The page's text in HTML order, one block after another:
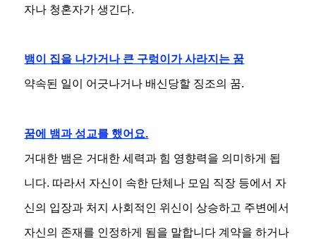
자나 청혼자가 생긴다.
뱀이 집을 나가거나 큰 구렁이가 사라지는 꿈
약속된 일이 어긋나거나 배신당할 징조의 꿈.
꿈에 뱀과 성교를 했어요.
거대한 뱀은 거대한 세력과 힘 영향력을 의미하게 됩
니다. 따라서 자신이 속한 단체나 모임 직장 등에서 자
신의 입장과 처지 사회적인 위신이 상승하고 주변에서
자신의 존재를 인정하게 됨을 말합니다 계약을 하거나